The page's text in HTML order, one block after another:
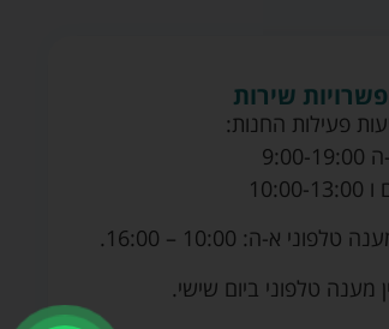
שירות
פעילות החנות:
19:00
13:00
טלפוני א-ה: 10:00 – 16:00.
מענה טלפוני ביום שישי.